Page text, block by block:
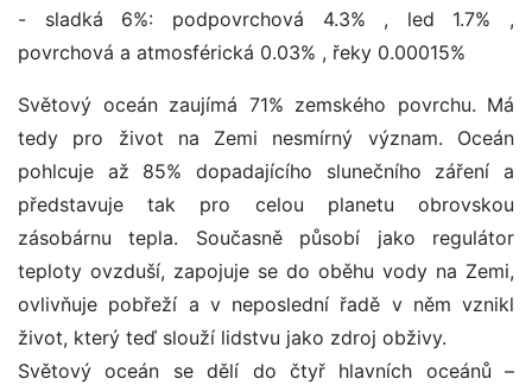
- sladká 6%: podpovrchová 4.3% , led 1.7% ,
povrchová a atmosférická 0.03% , řeky 0.00015%
Světový oceán zaujímá 71% zemského povrchu. Má
tedy pro život na Zemi nesmírný význam. Oceán
pohlcuje až 85% dopadajícího slunečního záření a
představuje tak pro celou planetu obrovskou
zásobárnu tepla. Současně působí jako regulátor
teploty ovzduší, zapojuje se do oběhu vody na Zemi,
ovlivňuje pobřeží a v neposlední řadě v něm vznikl
život, který teď slouží lidstvu jako zdroj obživy.
Světový oceán se dělí do čtyř hlavních oceánů –